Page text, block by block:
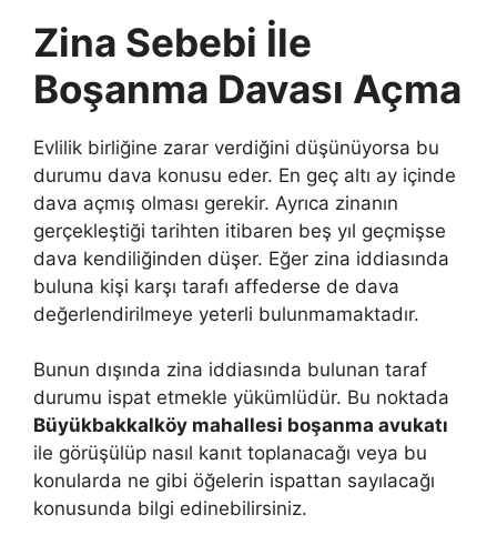
Zina Sebebi İle
Boşanma Davası Açma
Evlilik birliğine zarar verdiğini düşünüyorsa bu
durumu dava konusu eder. En geç altı ay içinde
dava açmış olması gerekir. Ayrıca zinanın
gerçekleştiği tarihten itibaren beş yıl geçmişse
dava kendiliğinden düşer. Eğer zina iddiasında
buluna kişi karşı tarafı affederse de dava
değerlendirilmeye yeterli bulunmamaktadır.
Bunun dışında zina iddiasında bulunan taraf
durumu ispat etmekle yükümlüdür. Bu noktada
Büyükbakkalköy mahallesi boşanma avukatı
ile görüşülüp nasıl kanıt toplanacağı veya bu
konularda ne gibi öğelerin ispattan sayılacağı
konusunda bilgi edinebilirsiniz.